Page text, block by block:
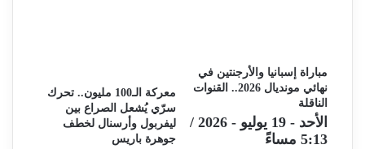
معركة الـ100 مليون.. تحرك
سرّي يُشعل الصراع بين
ليفربول وأرسنال لخطف
جوهرة باريس
مباراة إسبانيا والأرجنتين في
نهائي مونديال 2026.. القنوات
الناقلة
الأحد - 19 يوليو - 2026 /
5:13 مساءً